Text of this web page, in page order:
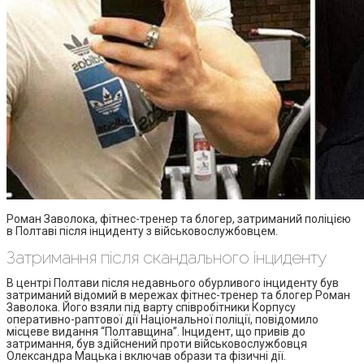
Роман Заволока, фітнес-тренер та блогер, затриманий поліцією
в Полтаві після інциденту з військовослужбовцем.
Затримання після скандального інциденту
В центрі Полтави після недавнього обурливого інциденту був
затриманий відомий в мережах фітнес-тренер та блогер Роман
Заволока. Його взяли під варту співробітники Корпусу
оперативно-раптової дії Національної поліції, повідомило
місцеве видання “Полтавщина”. Інцидент, що привів до
затримання, був здійснений проти військовослужбовця
Олександра Мацька і включав образи та фізичні дії.